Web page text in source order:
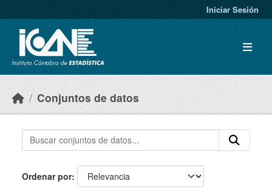
Iniciar Sesión
Conjuntos de datos
Ordenar por